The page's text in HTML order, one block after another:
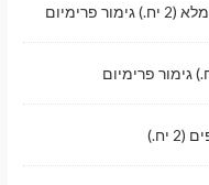
פרימיום
יח.)